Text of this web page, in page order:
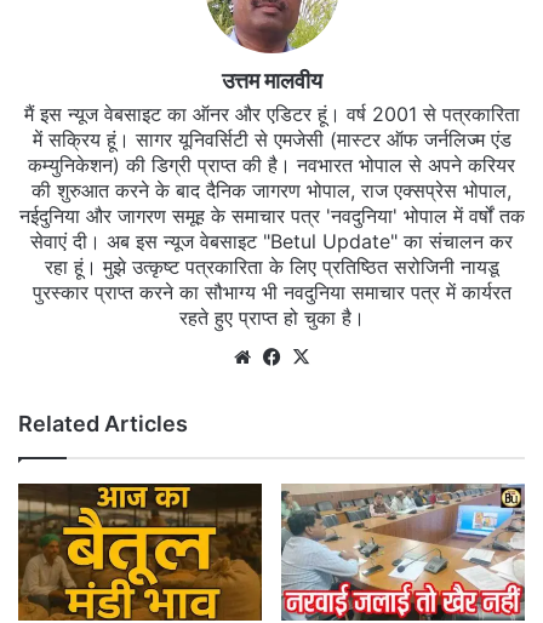
उत्तम मालवीय
मैं इस न्यूज वेबसाइट का ऑनर और एडिटर हूं। वर्ष 2001 से पत्रकारिता
में सक्रिय हूं। सागर यूनिवर्सिटी से एमजेसी (मास्टर ऑफ जर्नलिज्म एंड
कम्युनिकेशन) की डिग्री प्राप्त की है। नवभारत भोपाल से अपने करियर
की शुरुआत करने के बाद दैनिक जागरण भोपाल, राज एक्सप्रेस भोपाल,
नईदुनिया और जागरण समूह के समाचार पत्र 'नवदुनिया' भोपाल में वर्षों तक
सेवाएं दी। अब इस न्यूज वेबसाइट "Betul Update" का संचालन कर
रहा हूं। मुझे उत्कृष्ट पत्रकारिता के लिए प्रतिष्ठित सरोजिनी नायडू
पुरस्कार प्राप्त करने का सौभाग्य भी नवदुनिया समाचार पत्र में कार्यरत
रहते हुए प्राप्त हो चुका है।
WebsiteFacebook
Related Articles